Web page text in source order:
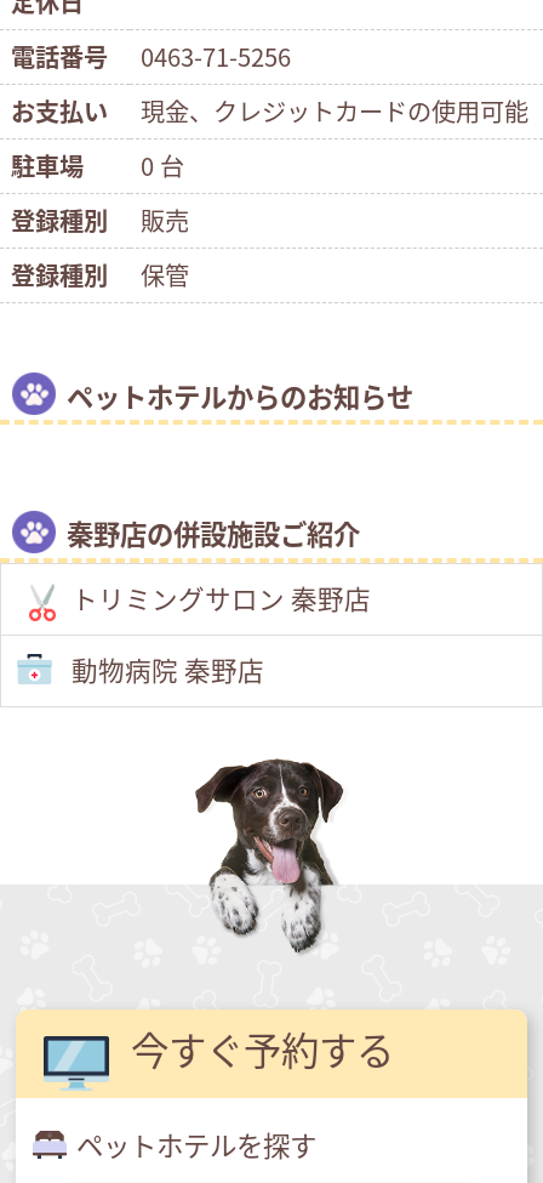
電話番号
0463-71-5256
お支払い
現金、クレジットカードの使用可能
駐車場
0 台
登録種別
販売
登録種別
保管
ペットホテルからのお知らせ
秦野店の併設施設ご紹介
トリミングサロン 秦野店
動物病院 秦野店
今すぐ予約する
ペットホテルを探す